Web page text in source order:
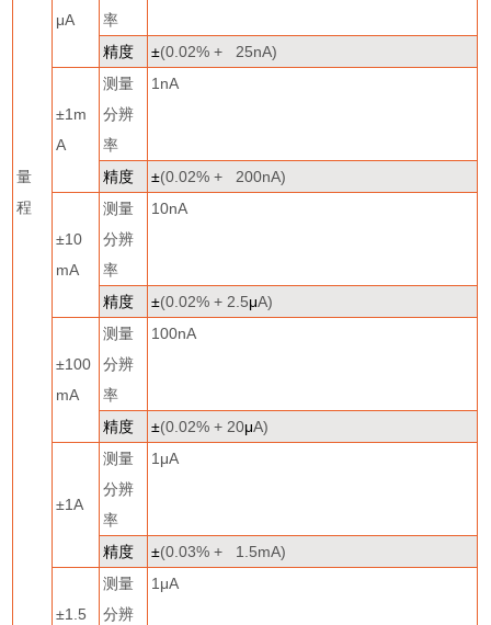
量
程
μA
率
精度 ±(0.02% + 25nA)
±1m
A
测量
分辨
率
1nA
精度 ±(0.02% + 200nA)
±10
mA
测量
分辨
率
10nA
精度 ±(0.02% + 2.5μA)
±100
mA
测量
分辨
率
100nA
精度 ±(0.02% + 20μA)
±1A
测量
分辨
率
1μA
精度 ±(0.03% + 1.5mA)
±1.5
测量
分辨
1μA